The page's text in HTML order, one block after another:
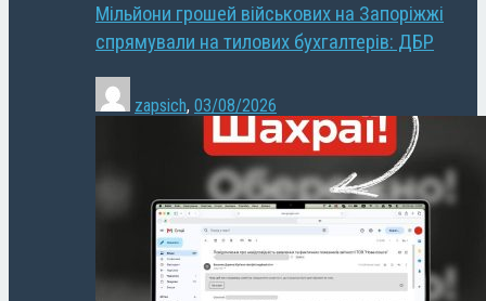
Мільйони грошей військових на Запоріжжі
спрямували на тилових бухгалтерів: ДБР
zapsich, 03/08/2026